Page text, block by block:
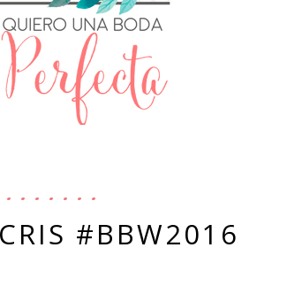
#BBW2016